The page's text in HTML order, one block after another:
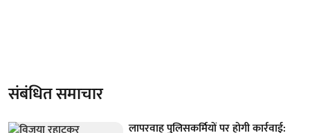
संबंधित समाचार
लापरवाह पुलिसकर्मियों पर होगी कार्रवाई: